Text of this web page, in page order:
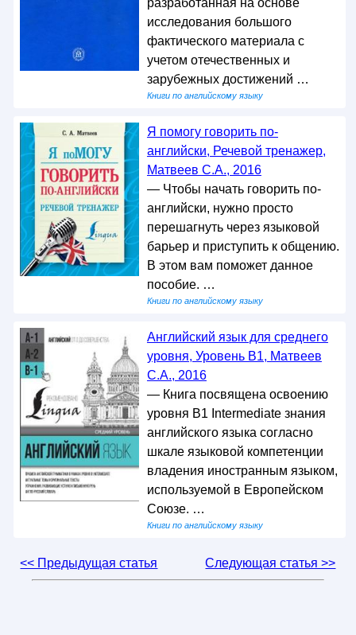
исследования большого
фактического материала с
учетом отечественных и
зарубежных достижений …
Книги по английскому языку
Я помогу говорить по-
английски, Речевой тренажер,
Матвеев С.А., 2016
— Чтобы начать говорить по-
английски, нужно просто
перешагнуть через языковой
барьер и приступить к общению.
В этом вам поможет данное
пособие. …
Книги по английскому языку
Английский язык для среднего
уровня, Уровень В1, Матвеев
С.А., 2016
— Книга посвящена освоению
уровня В1 Intermediate знания
английского языка согласно
шкале языковой компетенции
владения иностранным языком,
используемой в Европейском
Союзе. …
Книги по английскому языку
<< Предыдущая статья Следующая статья >>